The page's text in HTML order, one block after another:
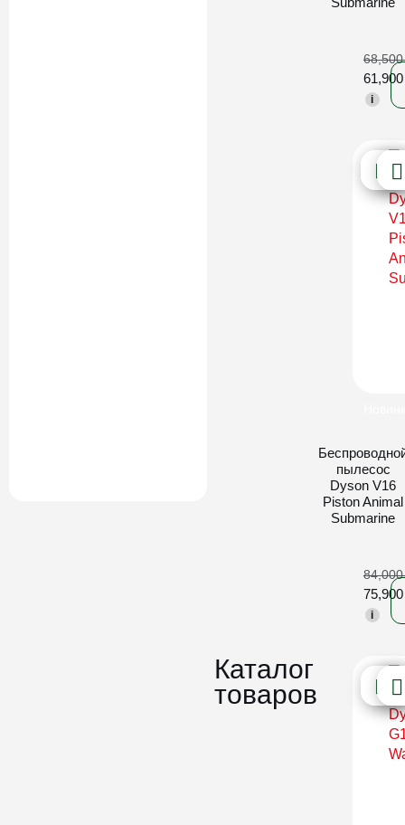
Каталог
товаров
i
пылесос
Dyson V16
Piston Animal
Submarine
i